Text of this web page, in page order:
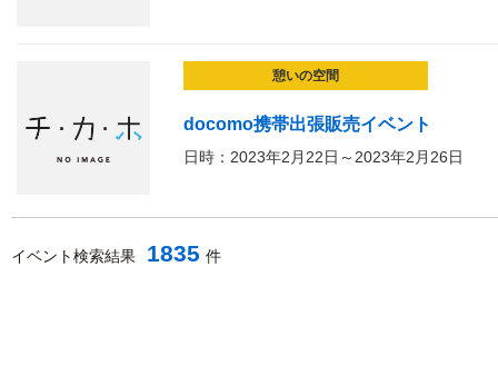
憩いの空間
docomo携帯出張販売イベント
日時：2023年2月22日～2023年2月26日
イベント検索結果 1835 件